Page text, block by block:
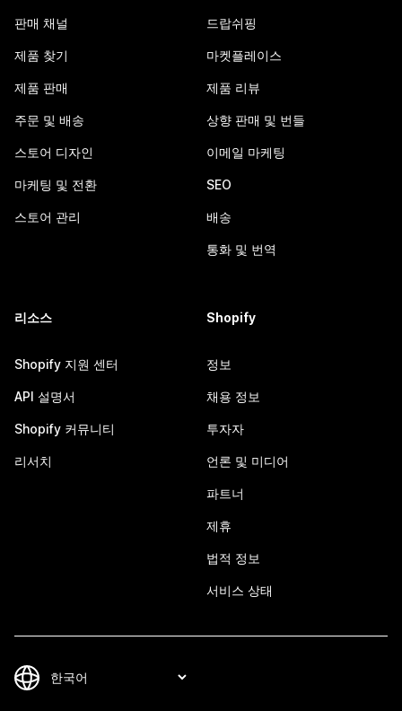
판매 채널
제품 찾기
제품 판매
주문 및 배송
스토어 디자인
마케팅 및 전환
스토어 관리
드랍쉬핑
마켓플레이스
제품 리뷰
상향 판매 및 번들
이메일 마케팅
SEO
배송
통화 및 번역
리소스
Shopify 지원 센터
API 설명서
Shopify 커뮤니티
리서치
Shopify
정보
채용 정보
투자자
언론 및 미디어
파트너
제휴
법적 정보
서비스 상태